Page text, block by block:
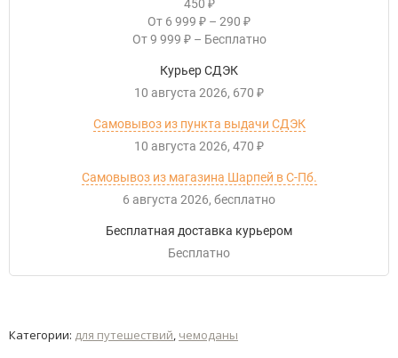
450 ₽
От 6 999 ₽ – 290 ₽
От 9 999 ₽ – Бесплатно
Курьер СДЭК
10 августа 2026 670 ₽
Самовывоз из пункта выдачи СДЭК
10 августа 2026 470 ₽
Самовывоз из магазина Шарпей в С-Пб.
6 августа 2026
Бесплатно
Бесплатная доставка курьером
Бесплатно
Категории: для путешествий, чемоданы